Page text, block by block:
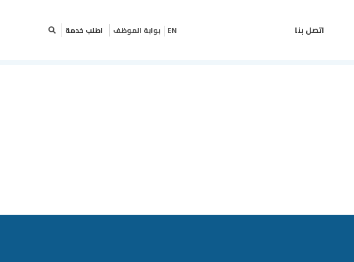
اتصل بنا EN بوابة الموظف اطلب خدمة ×